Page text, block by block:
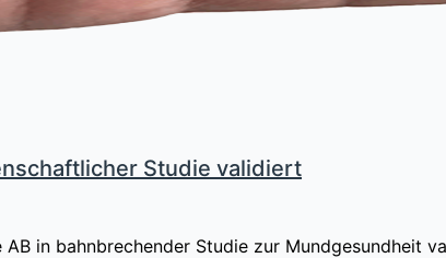
Studie validiert
in bahnbrechender Studie zur Mundgesundheit